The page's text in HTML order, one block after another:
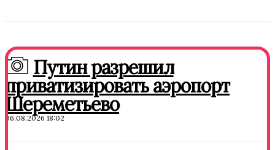
Путин разрешил
приватизировать аэропорт
Шереметьево
06.08.2026 18:02